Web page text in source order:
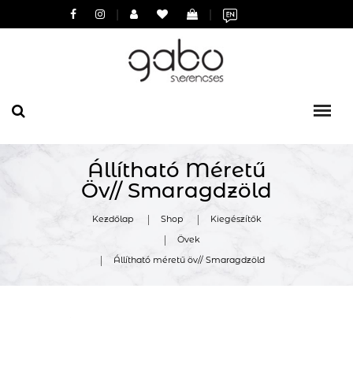
| |
Állítható Méretű
Öv// Smaragdzöld
Kezdőlap Shop
Kiegészítők
Övek
Állítható méretű öv// Smaragdzöld